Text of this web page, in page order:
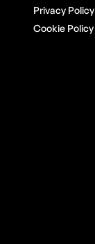
Privacy Policy
Cookie Policy